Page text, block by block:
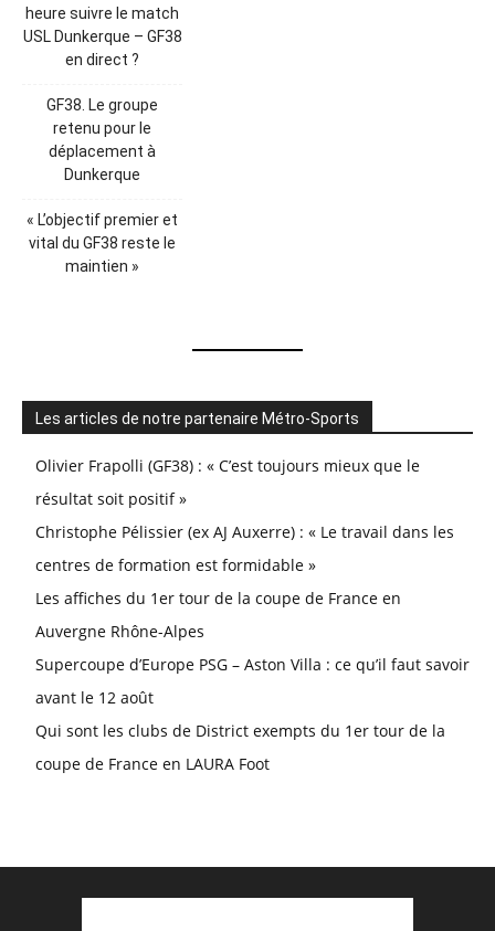
heure suivre le match
USL Dunkerque – GF38
en direct ?
GF38. Le groupe
retenu pour le
déplacement à
Dunkerque
« L’objectif premier et
vital du GF38 reste le
maintien »
Les articles de notre partenaire Métro-Sports
Olivier Frapolli (GF38) : « C’est toujours mieux que le
résultat soit positif »
Christophe Pélissier (ex AJ Auxerre) : « Le travail dans les
centres de formation est formidable »
Les affiches du 1er tour de la coupe de France en
Auvergne Rhône-Alpes
Supercoupe d’Europe PSG – Aston Villa : ce qu’il faut savoir
avant le 12 août
Qui sont les clubs de District exempts du 1er tour de la
coupe de France en LAURA Foot